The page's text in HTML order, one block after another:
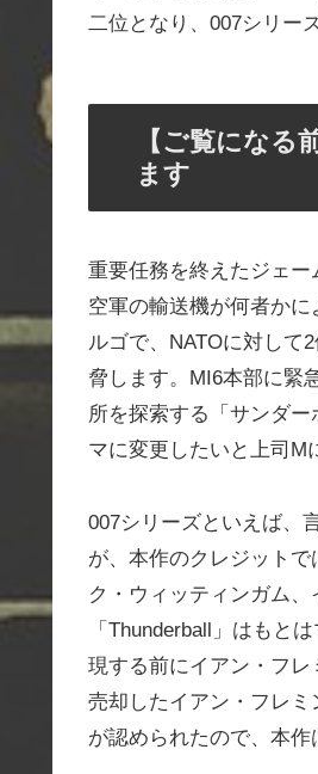
二位となり、007シリー
【ご覧にな
ます
重要任務を終えたジェ
空軍の輸送機が何者か
ルゴで、NATOに対して
脅します。MI6本部に緊
所を探索する「サンダ
マに変更したいと上司M
007シリーズといえば、
が、本作のクレジット
ク・ウィッティンガム
「Thunderball」はもと
現する前にイアン・フ
売却したイアン・フレ
が認められたので、本作